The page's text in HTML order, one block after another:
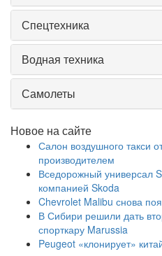
Спецтехника
Водная техника
Самолеты
Новое на сайте
Салон воздушного такси
производителем
Вседорожный универсал
компанией Skoda
Chevrolet Malibu снова
В Сибири решили дать
спорткару Marussia
Peugeot «клонирует»